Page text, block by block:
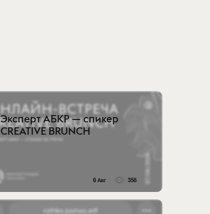
Эксперт АБКР — спикер
CREATIVE BRUNCH
6 Авг 356